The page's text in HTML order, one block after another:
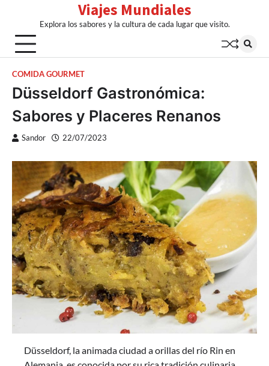
content
Viajes Mundiales
Explora los sabores y la cultura de cada lugar que visito.
COMIDA GOURMET
Düsseldorf Gastronómica:
Sabores y Placeres Renanos
Sandor 22/07/2023
Düsseldorf, la animada ciudad a orillas del río Rin en